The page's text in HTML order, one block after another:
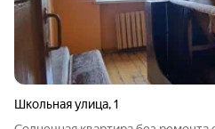
Школьная улица,1